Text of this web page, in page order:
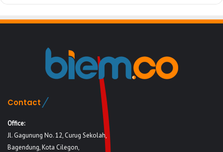
Contact
Office:
Jl. Gagunung No. 12, Curug Sekolah,
Bagendung, Kota Cilegon,